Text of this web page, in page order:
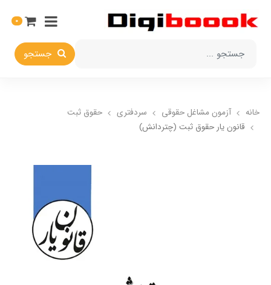
جستجو
0
خانه آزمون مشاغل حقوقی سردفتری
حقوق ثبت
قانون يار حقوق ثبت (چتردانش)